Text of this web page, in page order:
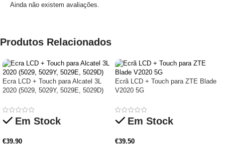
Ainda não existem avaliações.
Produtos Relacionados
Ecra LCD + Touch para Alcatel 3L
2020 (5029, 5029Y, 5029E, 5029D)
Em Stock
€39.90
Ecrã LCD + Touch para ZTE Blade
V2020 5G
Em Stock
€39.50